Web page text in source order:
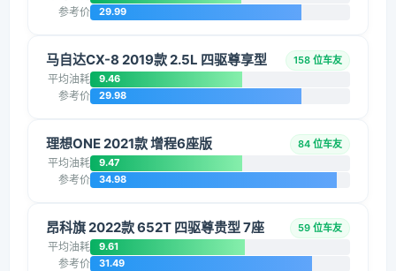
参考价 29.99
马自达CX-8 2019款 2.5L 四驱尊享型 158 位车友
平均油耗 9.46
参考价 29.98
理想ONE 2021款 增程6座版 84 位车友
平均油耗 9.47
参考价 34.98
昂科旗 2022款 652T 四驱尊贵型 7座 59 位车友
平均油耗 9.61
参考价 31.49